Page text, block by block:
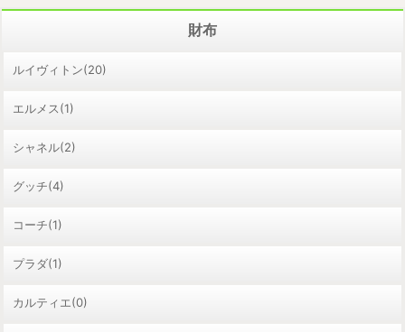
財布
ルイヴィトン(20)
エルメス(1)
シャネル(2)
グッチ(4)
コーチ(1)
プラダ(1)
カルティエ(0)